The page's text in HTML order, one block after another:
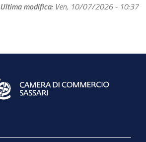
Ultima modifica Ven, 10/07/2026 - 10:37